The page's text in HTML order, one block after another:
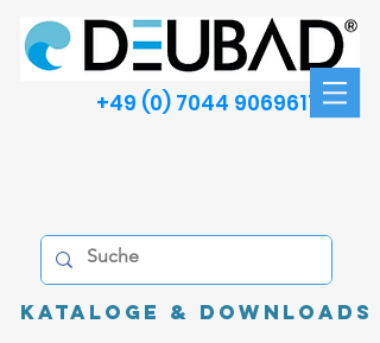
+49 (0) 7044 9069611
Kataloge & Downloads